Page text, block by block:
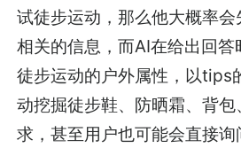
试徒步运动，那么他大概率
相关的信息，而AI在给出回答
徒步运动的户外属性，以tips
动挖掘徒步鞋、防晒霜、背
求，甚至用户也可能会直接